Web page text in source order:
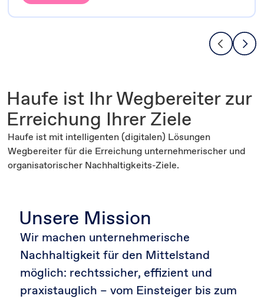
Haufe ist Ihr Wegbereiter zur
Erreichung Ihrer Ziele
Haufe ist mit intelligenten (digitalen) Lösungen
Wegbereiter für die Erreichung unternehmerischer und
organisatorischer Nachhaltigkeits-Ziele.
Unsere Mission
Wir machen unternehmerische
Nachhaltigkeit für den Mittelstand
möglich: rechtssicher, effizient und
praxistauglich – vom Einsteiger bis zum